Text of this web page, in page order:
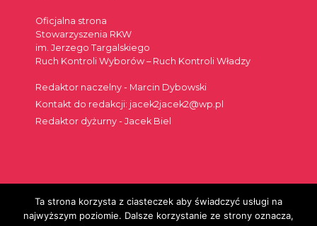
Oficjalna strona
Stowarzyszenia RKW
im. Jerzego Targalskiego
Ruch Kontroli Wyborów – Ruch Kontroli Władzy
Redaktor naczelny - Marcin Dybowski
Kontakt do redakcji: jacek2jacek2@wp.pl
Redaktor dyżurny - Jacek Biel
Szukaj:
Ta strona korzysta z ciasteczek aby świadczyć usługi na
najwyższym poziomie. Dalsze korzystanie ze strony oznacza,